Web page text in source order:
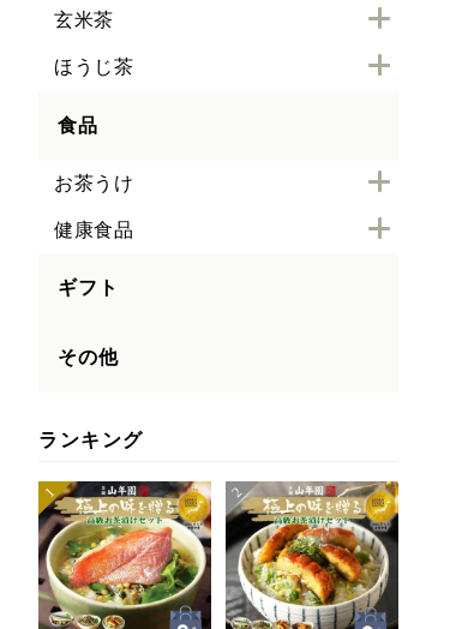
玄米茶
ほうじ茶
食品
お茶うけ
健康食品
ギフト
その他
ランキング